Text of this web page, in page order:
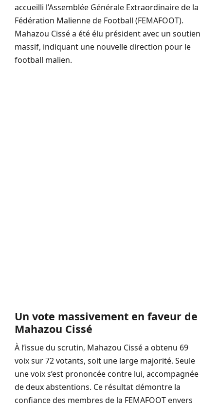
accueilli l’Assemblée Générale Extraordinaire de la
Fédération Malienne de Football (FEMAFOOT).
Mahazou Cissé a été élu président avec un soutien
massif, indiquant une nouvelle direction pour le
football malien.
Un vote massivement en faveur de
Mahazou Cissé
À l’issue du scrutin, Mahazou Cissé a obtenu 69
voix sur 72 votants, soit une large majorité. Seule
une voix s’est prononcée contre lui, accompagnée
de deux abstentions. Ce résultat démontre la
confiance des membres de la FEMAFOOT envers